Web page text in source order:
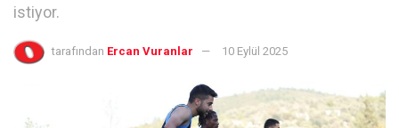
istiyor.
tarafından Ercan Vuranlar 10 Eylül 2025